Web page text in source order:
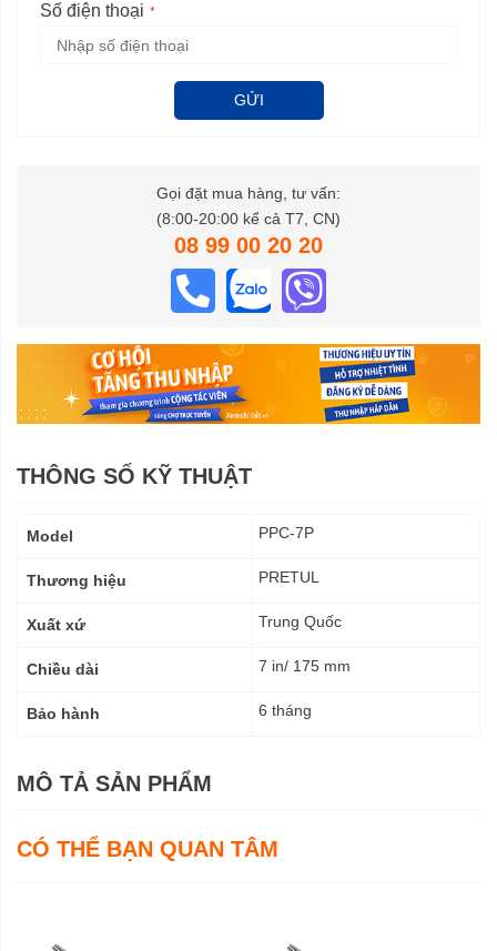
Số điện thoại
GỬI
Gọi đặt mua hàng, tư vấn:
(8:00-20:00 kể cả T7, CN)
08 99 00 20 20
THÔNG SỐ KỸ THUẬT
kỹ
Model PPC-7P
Thương hiệu PRETUL
Xuất xứ Trung Quốc
Chiều dài 7 in/ 175 mm
Bảo hành 6 tháng
MÔ TẢ SẢN PHẨM
CÓ THỂ BẠN QUAN TÂM